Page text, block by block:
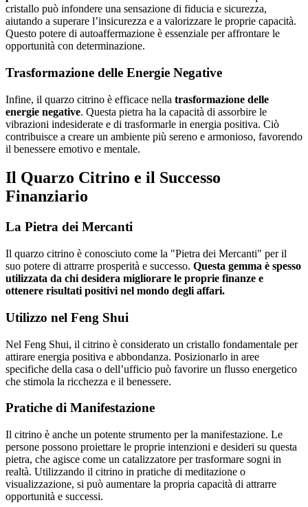
cristallo può infondere una sensazione di fiducia e sicurezza,
aiutando a superare l’insicurezza e a valorizzare le proprie capacità.
Questo potere di autoaffermazione è essenziale per affrontare le
opportunità con determinazione.
Trasformazione delle Energie Negative
Infine, il quarzo citrino è efficace nella trasformazione delle
energie negative. Questa pietra ha la capacità di assorbire le
vibrazioni indesiderate e di trasformarle in energia positiva. Ciò
contribuisce a creare un ambiente più sereno e armonioso, favorendo
il benessere emotivo e mentale.
Il Quarzo Citrino e il Successo
Finanziario
La Pietra dei Mercanti
Il quarzo citrino è conosciuto come la "Pietra dei Mercanti" per il
suo potere di attrarre prosperità e successo. Questa gemma è spesso
utilizzata da chi desidera migliorare le proprie finanze e
ottenere risultati positivi nel mondo degli affari.
Utilizzo nel Feng Shui
Nel Feng Shui, il citrino è considerato un cristallo fondamentale per
attirare energia positiva e abbondanza. Posizionarlo in aree
specifiche della casa o dell’ufficio può favorire un flusso energetico
che stimola la ricchezza e il benessere.
Pratiche di Manifestazione
Il citrino è anche un potente strumento per la manifestazione. Le
persone possono proiettare le proprie intenzioni e desideri su questa
pietra, che agisce come un catalizzatore per trasformare sogni in
realtà. Utilizzando il citrino in pratiche di meditazione o
visualizzazione, si può aumentare la propria capacità di attrarre
opportunità e successi.